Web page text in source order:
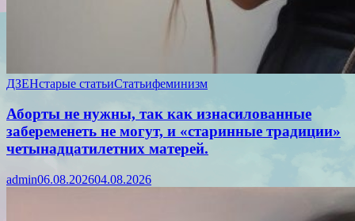
ДЗЕНстарые статьиСтатьифеминизм
Аборты не нужны, так как изнасилованные
забеременеть не могут, и «старинные традиции»
четынадцатилетних матерей.
admin06.08.202604.08.2026